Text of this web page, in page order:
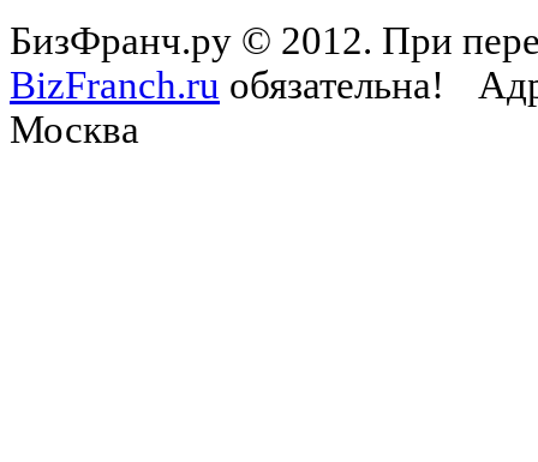
БизФранч.ру © 2012. При
BizFranch.ru обязательна!
Москва